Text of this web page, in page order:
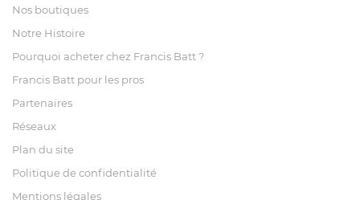
Nos boutiques
Notre Histoire
Pourquoi acheter chez Francis Batt ?
Francis Batt pour les pros
Partenaires
Réseaux
Plan du site
Politique de confidentialité
Mentions légales